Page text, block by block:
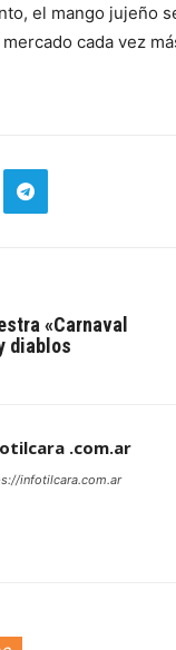
el mango jujeño
cada vez
«Carnaval
diablos
.com.ar
infotilcara.com.ar